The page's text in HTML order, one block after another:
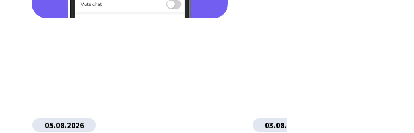
05.08.2026 03.08.2026